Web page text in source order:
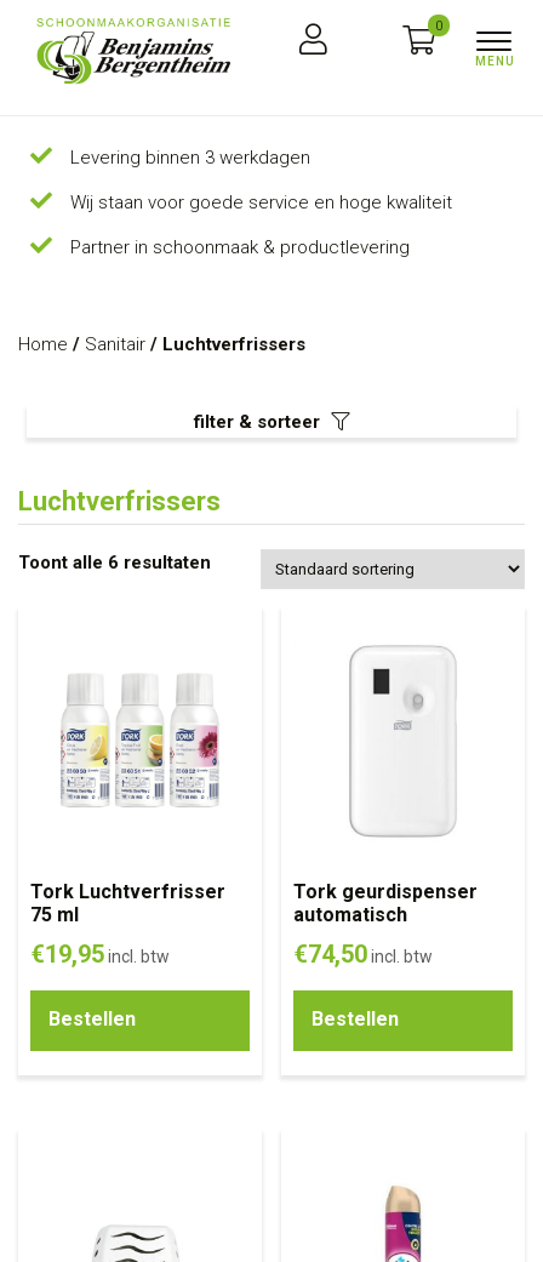
0
Levering binnen 3 werkdagen
Wij staan voor goede service en hoge kwaliteit
Partner in schoonmaak & productlevering
Luchtverfrissers
Toont alle 6 resultaten
Tork Luchtverfrisser
75 ml
€19,95incl. btw
Bestellen
Tork geurdispenser
automatisch
€74,50 incl. btw
Bestellen
Home / Sanitair / Luchtverfrissers
filter & sorteer